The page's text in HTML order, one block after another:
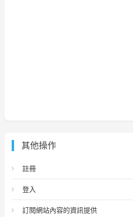
其他操作
註冊
登入
訂閱網站內容的資訊提供